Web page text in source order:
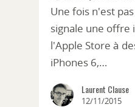
Une fois n'est
signale une offre
l'Apple Store à
iPhones 6,…
Laurent Clause
12/11/2015